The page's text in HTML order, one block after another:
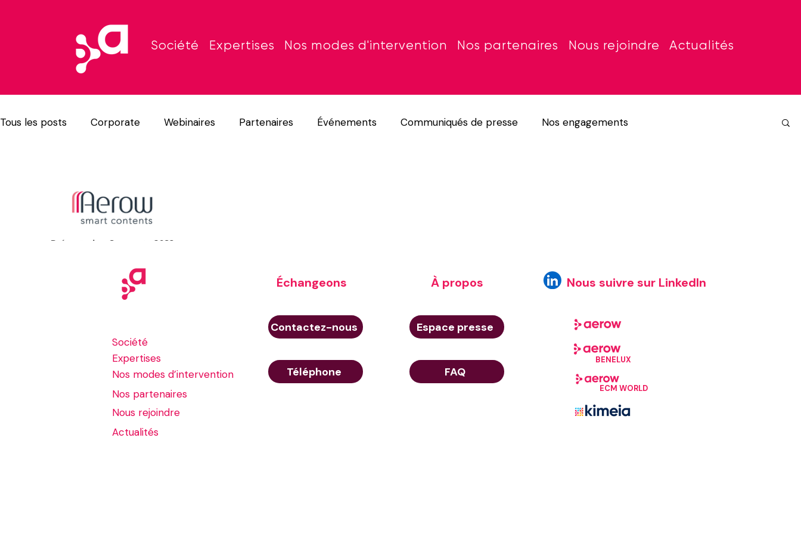
Société Expertises Nos modes d'intervention Nos partenaires Nous rejoindre Actualités
Tous les posts Corporate Webinaires Partenaires Événements Communiqués de presse Nos engagements
Les défis 2022 du monde d'après avec
AEROW société, spécialiste du
conseil et de l'intégration autour des
services de contenus Intelligents.
Société
Expertises
Nos modes d’intervention
Nos partenaires
Échangeons
Contactez-nous
Téléphone
À propos
Espace presse
FAQ
Nous rejoindre
Nous suivre sur LinkedIn
BENELUX
ECM WORLD
Actualités